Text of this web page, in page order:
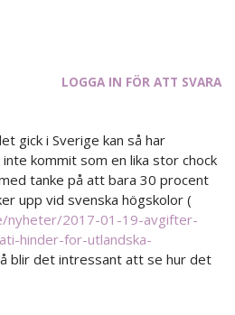
LOGGA IN FÖR ATT SVARA
gick i Sverige kan så har
kommit som en lika stor chock
tanke på att bara 30 procent
upp vid svenska högskolor (
nyheter/2017-01-19-avgifter-
hinder-for-utlandska-
blir det intressant att se hur det